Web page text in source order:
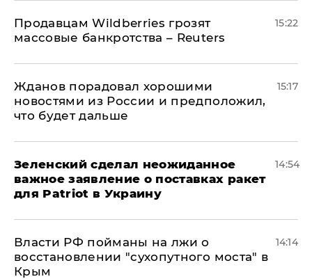
Продавцам Wildberries грозят
массовые банкротства – Reuters
15:22
Жданов порадовал хорошими
новостями из России и предположил,
что будет дальше
15:17
Зеленский сделал неожиданное
важное заявление о поставках ракет
для Patriot в Украину
14:54
Власти РФ пойманы на лжи о
восстановлении "сухопутного моста" в
Крым
14:14